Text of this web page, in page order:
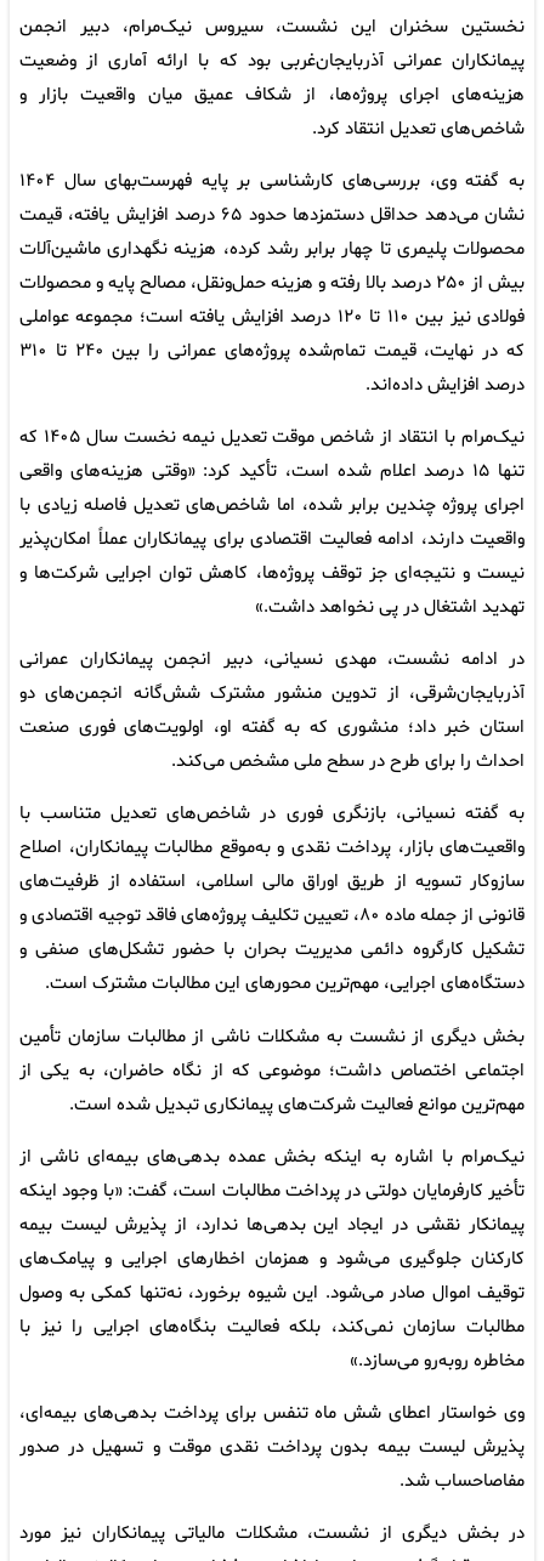
نخستین سخنران این نشست، سیروس نیک‌مرام، دبیر انجمن
پیمانکاران عمرانی آذربایجان‌غربی بود که با ارائه آماری از وضعیت
هزینه‌های اجرای پروژه‌ها، از شکاف عمیق میان واقعیت بازار و
شاخص‌های تعدیل انتقاد کرد.
به گفته وی، بررسی‌های کارشناسی بر پایه فهرست‌بهای سال ۱۴۰۴
نشان می‌دهد حداقل دستمزدها حدود ۶۵ درصد افزایش یافته، قیمت
محصولات پلیمری تا چهار برابر رشد کرده، هزینه نگهداری ماشین‌آلات
بیش از ۲۵۰ درصد بالا رفته و هزینه حمل‌ونقل، مصالح پایه و محصولات
فولادی نیز بین ۱۱۰ تا ۱۲۰ درصد افزایش یافته است؛ مجموعه عواملی
که در نهایت، قیمت تمام‌شده پروژه‌های عمرانی را بین ۲۴۰ تا ۳۱۰
درصد افزایش داده‌اند.
نیک‌مرام با انتقاد از شاخص موقت تعدیل نیمه نخست سال ۱۴۰۵ که
تنها ۱۵ درصد اعلام شده است، تأکید کرد: «وقتی هزینه‌های واقعی
اجرای پروژه چندین برابر شده، اما شاخص‌های تعدیل فاصله زیادی با
واقعیت دارند، ادامه فعالیت اقتصادی برای پیمانکاران عملاً امکان‌پذیر
نیست و نتیجه‌ای جز توقف پروژه‌ها، کاهش توان اجرایی شرکت‌ها و
تهدید اشتغال در پی نخواهد داشت.»
در ادامه نشست، مهدی نسیانی، دبیر انجمن پیمانکاران عمرانی
آذربایجان‌شرقی، از تدوین منشور مشترک شش‌گانه انجمن‌های دو
استان خبر داد؛ منشوری که به گفته او، اولویت‌های فوری صنعت
احداث را برای طرح در سطح ملی مشخص می‌کند.
به گفته نسیانی، بازنگری فوری در شاخص‌های تعدیل متناسب با
واقعیت‌های بازار، پرداخت نقدی و به‌موقع مطالبات پیمانکاران، اصلاح
سازوکار تسویه از طریق اوراق مالی اسلامی، استفاده از ظرفیت‌های
قانونی از جمله ماده ۸۰، تعیین تکلیف پروژه‌های فاقد توجیه اقتصادی و
تشکیل کارگروه دائمی مدیریت بحران با حضور تشکل‌های صنفی و
دستگاه‌های اجرایی، مهم‌ترین محورهای این مطالبات مشترک است.
بخش دیگری از نشست به مشکلات ناشی از مطالبات سازمان تأمین
اجتماعی اختصاص داشت؛ موضوعی که از نگاه حاضران، به یکی از
مهم‌ترین موانع فعالیت شرکت‌های پیمانکاری تبدیل شده است.
نیک‌مرام با اشاره به اینکه بخش عمده بدهی‌های بیمه‌ای ناشی از
تأخیر کارفرمایان دولتی در پرداخت مطالبات است، گفت: «با وجود اینکه
پیمانکار نقشی در ایجاد این بدهی‌ها ندارد، از پذیرش لیست بیمه
کارکنان جلوگیری می‌شود و همزمان اخطارهای اجرایی و پیامک‌های
توقیف اموال صادر می‌شود. این شیوه برخورد، نه‌تنها کمکی به وصول
مطالبات سازمان نمی‌کند، بلکه فعالیت بنگاه‌های اجرایی را نیز با
مخاطره روبه‌رو می‌سازد.»
وی خواستار اعطای شش ماه تنفس برای پرداخت بدهی‌های بیمه‌ای،
پذیرش لیست بیمه بدون پرداخت نقدی موقت و تسهیل در صدور
مفاصاحساب شد.
در بخش دیگری از نشست، مشکلات مالیاتی پیمانکاران نیز مورد